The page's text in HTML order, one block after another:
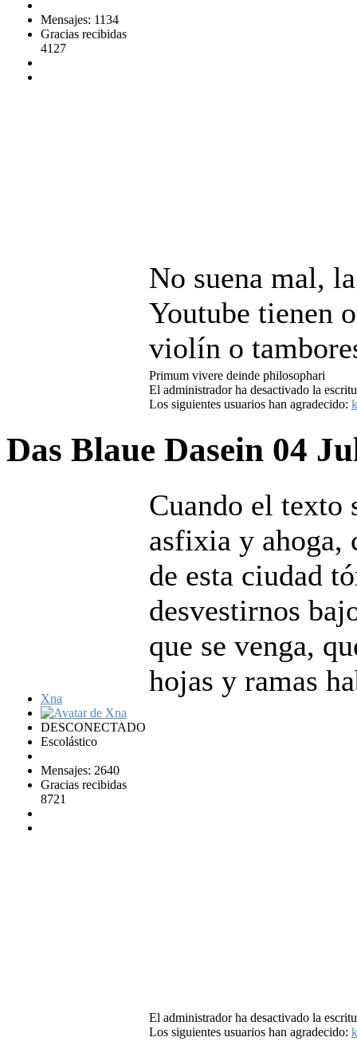
Mensajes: 1134
Gracias recibidas
4127
No suena mal,
Youtube tienen
violín o
Primum vivere deinde philosophari
El administrador ha desactivado la
Los siguientes usuarios han agradecido:
Das Blaue Dasein 04
Xna
DESCONECTADO
Escolástico
Mensajes: 2640
Gracias recibidas
8721
Cuando el texto
asfixia y ahoga,
de esta ciudad
desvestirnos
que se venga,
hojas y ramas
El administrador ha desactivado la
Los siguientes usuarios han agradecido: